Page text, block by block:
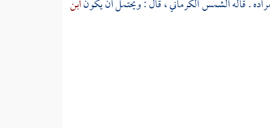
. قالهالشمس الكرماني ،قال : ويحتمل أن يكونابن